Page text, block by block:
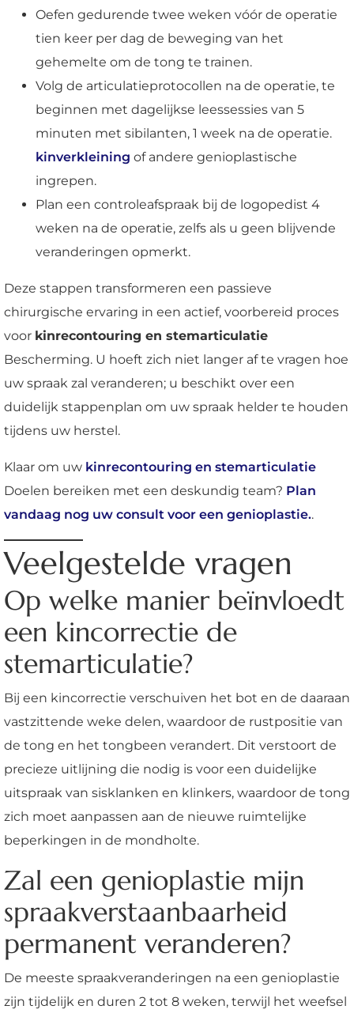
Oefen gedurende twee weken vóór de operatie
tien keer per dag de beweging van het
gehemelte om de tong te trainen.
Volg de articulatieprotocollen na de operatie, te
beginnen met dagelijkse leessessies van 5
minuten met sibilanten, 1 week na de operatie.
kinverkleining of andere genioplastische
ingrepen.
Plan een controleafspraak bij de logopedist 4
weken na de operatie, zelfs als u geen blijvende
veranderingen opmerkt.
Deze stappen transformeren een passieve
chirurgische ervaring in een actief, voorbereid proces
voor kinrecontouring en stemarticulatie
Bescherming. U hoeft zich niet langer af te vragen hoe
uw spraak zal veranderen; u beschikt over een
duidelijk stappenplan om uw spraak helder te houden
tijdens uw herstel.
Klaar om uw kinrecontouring en stemarticulatie
Doelen bereiken met een deskundig team? Plan
vandaag nog uw consult voor een genioplastie..
Veelgestelde vragen
Op welke manier beïnvloedt
een kincorrectie de
stemarticulatie?
Bij een kincorrectie verschuiven het bot en de daaraan
vastzittende weke delen, waardoor de rustpositie van
de tong en het tongbeen verandert. Dit verstoort de
precieze uitlijning die nodig is voor een duidelijke
uitspraak van sisklanken en klinkers, waardoor de tong
zich moet aanpassen aan de nieuwe ruimtelijke
beperkingen in de mondholte.
Zal een genioplastie mijn
spraakverstaanbaarheid
permanent veranderen?
De meeste spraakveranderingen na een genioplastie
zijn tijdelijk en duren 2 tot 8 weken, terwijl het weefsel